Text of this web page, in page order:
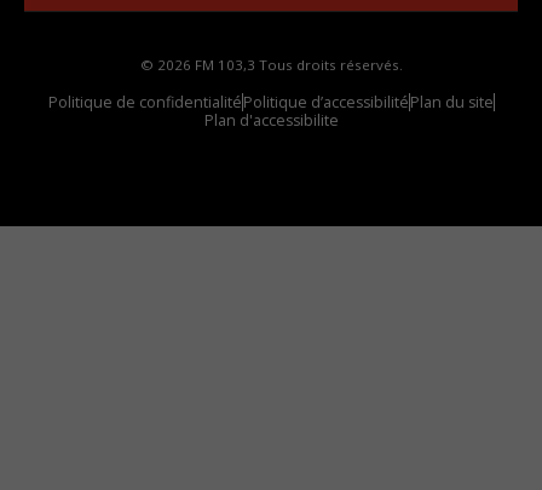
© 2026 FM 103,3 Tous droits réservés.
Politique de confidentialitéPolitique d’accessibilitéPlan du site
Plan d'accessibilite